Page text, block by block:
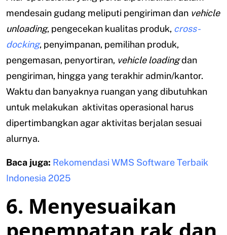
mendesain gudang meliputi pengiriman dan vehicle
unloading, pengecekan kualitas produk, cross-
docking, penyimpanan, pemilihan produk,
pengemasan, penyortiran, vehicle loadingdan
pengiriman, hingga yang terakhir admin/kantor.
Waktu dan banyaknya ruangan yang dibutuhkan
untuk melakukan aktivitas operasional harus
dipertimbangkan agar aktivitas berjalan sesuai
alurnya.
Baca juga: Rekomendasi WMS Software Terbaik
Indonesia 2025
6. Menyesuaikan